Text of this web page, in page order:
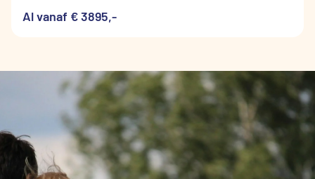
Al vanaf € 3895,-